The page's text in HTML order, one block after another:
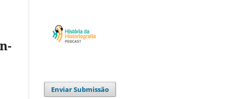
Enviar Submissão